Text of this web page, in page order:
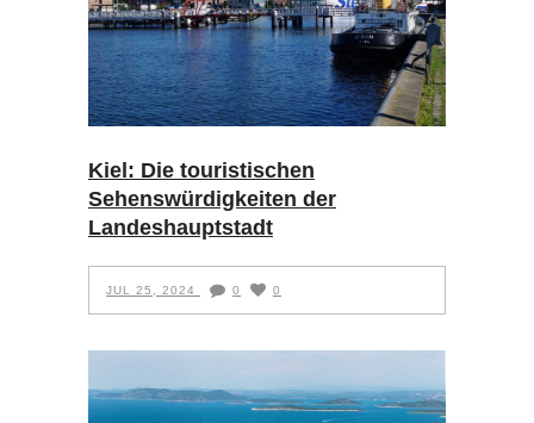
Kiel: Die touristischen
Sehenswürdigkeiten der
Landeshauptstadt
JUL 25, 2024 0 0